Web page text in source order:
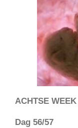
ACHTSE WEEK
Dag 56/57